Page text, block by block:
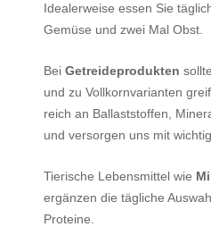
Idealerweise essen Sie
Gemüse und zwei Mal Obst.
Bei Getreideprodukten
und zu Vollkornvarianten
reich an Ballaststoffen,
und versorgen uns mit
Tierische Lebensmittel wie
ergänzen die tägliche
Proteine.